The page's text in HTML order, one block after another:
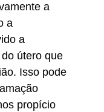
a
a
a
útero que
Isso pode
propício